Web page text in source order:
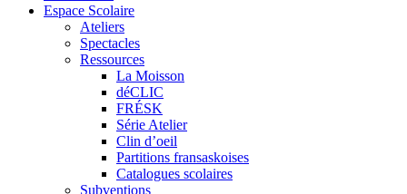
Espace Scolaire
Ateliers
Spectacles
Ressources
La Moisson
déCLIC
FRÉSK
Série Atelier
Clin d’oeil
Partitions fransaskoises
Catalogues scolaires
Subventions